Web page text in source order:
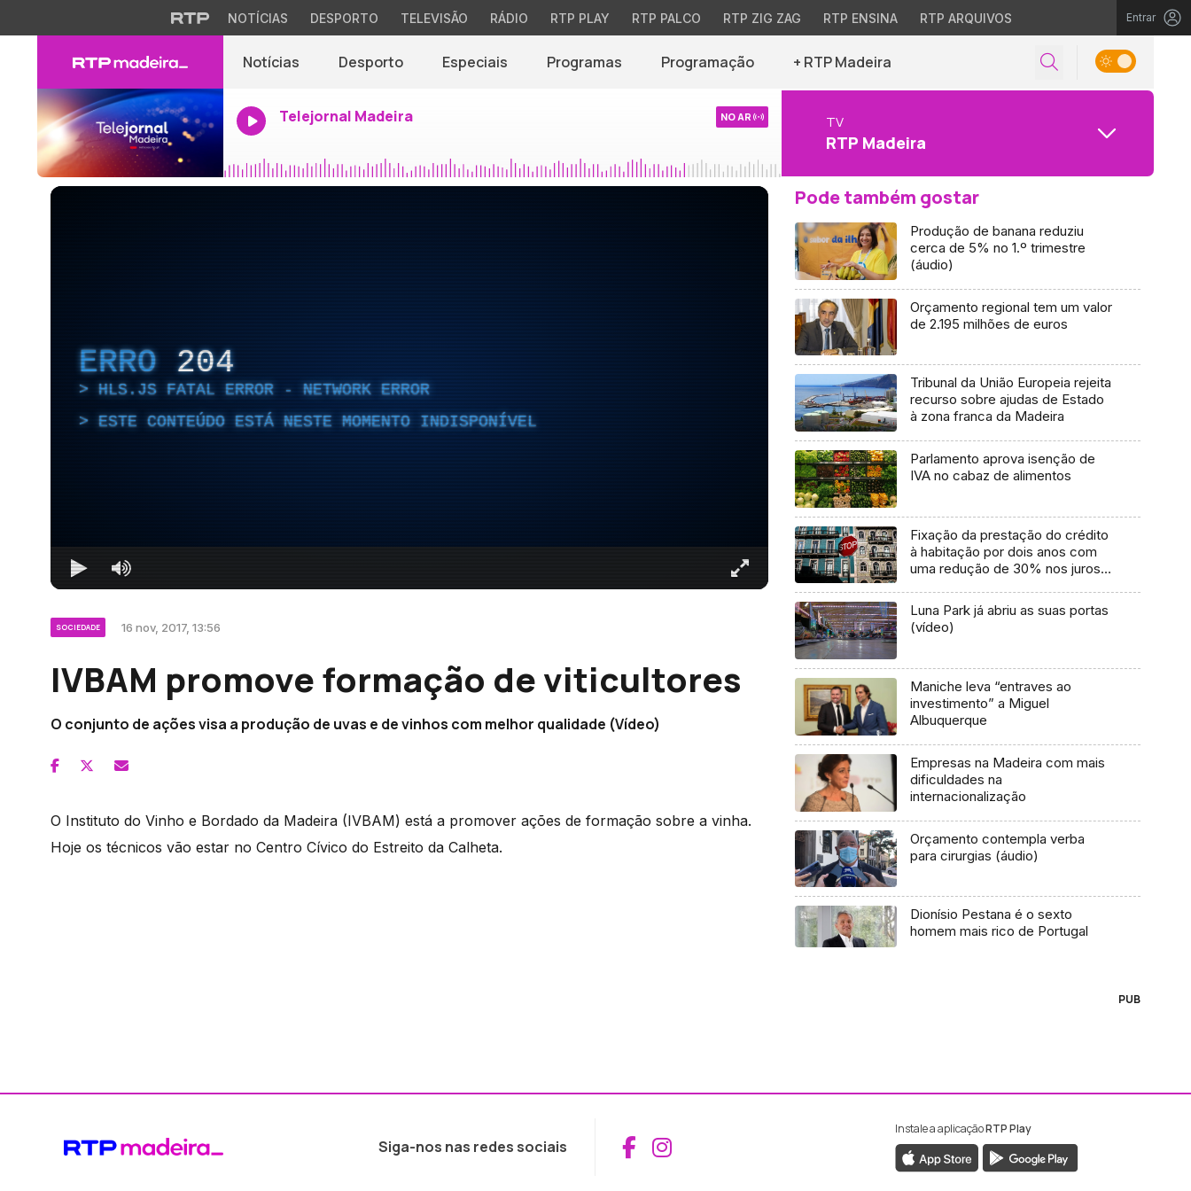
NOTÍCIAS DESPORTO TELEVISÃO RÁDIO RTP PLAY RTP PALCO RTP ZIG ZAG RTP ENSINA RTP ARQUIVOS Entrar
Notícias Desporto Especiais Programas Programação + RTP Madeira
Telejornal Madeira NO AR TV
RTP Madeira
ERRO 204
HLS.JS FATAL ERROR - NETWORK ERROR
ESTE CONTEÚDO ESTÁ NESTE MOMENTO INDISPONÍVEL
SOCIEDADE 16 nov, 2017, 13:56
IVBAM promove formação de viticultores
O conjunto de ações visa a produção de uvas e de vinhos com melhor qualidade (Vídeo)
O Instituto do Vinho e Bordado da Madeira (IVBAM) está a promover ações de formação sobre a vinha.
Hoje os técnicos vão estar no Centro Cívico do Estreito da Calheta.
Pode também gostar
Produção de banana reduziu
cerca de 5% no 1.º trimestre
(áudio)
Orçamento regional tem um valor
de 2.195 milhões de euros
Tribunal da União Europeia rejeita
recurso sobre ajudas de Estado
à zona franca da Madeira
Parlamento aprova isenção de
IVA no cabaz de alimentos
Fixação da prestação do crédito
à habitação por dois anos com
uma redução de 30% nos juros
Luna Park já abriu as suas portas
(vídeo)
Maniche leva “entraves ao
investimento” a Miguel
Albuquerque
Empresas na Madeira com mais
dificuldades na
internacionalização
Orçamento contempla verba
para cirurgias (áudio)
Dionísio Pestana é o sexto
homem mais rico de Portugal
PUB
Siga-nos nas redes sociais Aceder ao Facebook da RTP Madeira
Aceder ao Instagram da RTP Madeira
Instale a aplicaçãoRTP Play